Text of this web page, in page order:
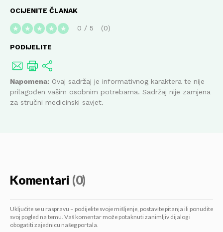
OCIJENITE ČLANAK
★ ★ ★ ★ ★ 0 / 5 0
PODIJELITE
Napomena: Ovaj sadržaj je informativnog karaktera te nije
prilagođen vašim osobnim potrebama. Sadržaj nije zamjena
za stručni medicinski savjet.
Komentari (0)
Uključite se u raspravu – podijelite svoje mišljenje, postavite pitanja ili ponudite
svoj pogled na temu. Vaš komentar može potaknuti zanimljiv dijalog i
obogatiti zajednicu našeg portala.